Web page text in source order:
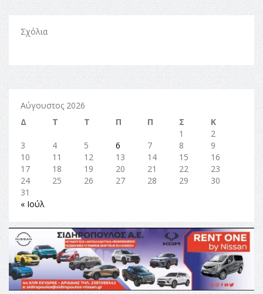
Σχόλια
Αύγουστος 2026
Δ
Τ Τ Π Π Σ
Κ
1
2
3
4 5 6 7 8
9
10
11 12 13 14 15
16
17
18 19 20 21 22
23
24
25 26 27 28 29
30
31
« Ιούλ